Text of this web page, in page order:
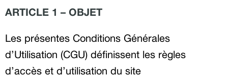
ARTICLE 1 – OBJET
Les présentes Conditions Générales
d’Utilisation (CGU) définissent les règles
d’accès et d’utilisation du site